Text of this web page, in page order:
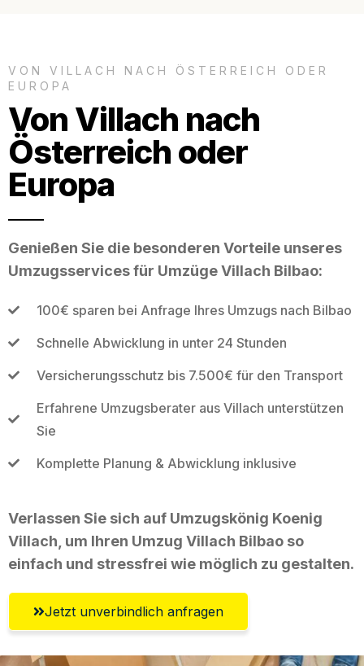
VON VILLACH NACH ÖSTERREICH ODER
EUROPA
Von Villach nach
Österreich oder
Europa
Genießen Sie die besonderen Vorteile unseres
Umzugsservices für Umzüge Villach Bilbao:
100€ sparen bei Anfrage Ihres Umzugs nach Bilbao
Schnelle Abwicklung in unter 24 Stunden
Versicherungsschutz bis 7.500€ für den Transport
Erfahrene Umzugsberater aus Villach unterstützen
Sie
Komplette Planung & Abwicklung inklusive
Verlassen Sie sich auf Umzugskönig Koenig
Villach, um Ihren Umzug Villach Bilbao so
einfach und stressfrei wie möglich zu gestalten.
Jetzt unverbindlich anfragen